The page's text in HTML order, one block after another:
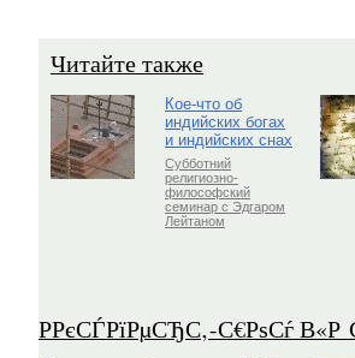
Читайте также
Кое-что об
индийских богах
и индийских снах
Субботний
религиозно-
философский
семинар с Эдгаром
Лейтаном
Р­РєСЃРїРµСЂС‚-С€РѕСѓ В«Р